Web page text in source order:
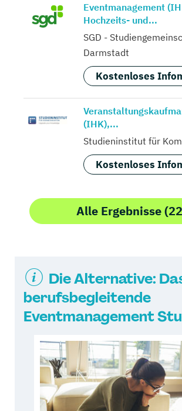
Eventmanagement
Hochzeits- und...
SGD -
Darmstadt
Kostenloses
(IHK),...
Studieninstitut für
Kostenloses
Alle Ergebnisse
Die Alternative:
berufsbegleitende
Eventmanagement